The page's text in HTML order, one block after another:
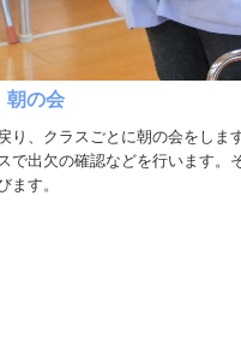
朝の会
り、クラスごとに朝の会をします
で出欠の確認などを行います。
ます。